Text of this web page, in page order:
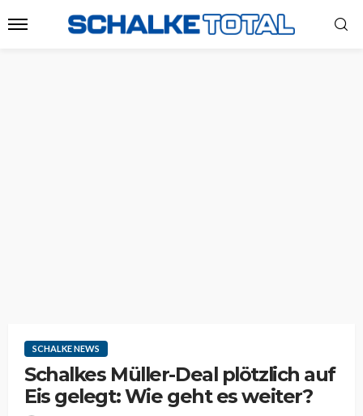
SCHALKE NEWS
Schalkes Müller-Deal plötzlich auf
Eis gelegt: Wie geht es weiter?